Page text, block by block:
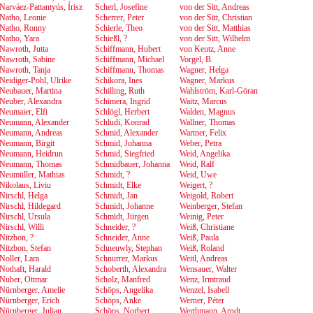
Narváez-Pattantyús, Írisz
Natho, Leonie
Natho, Ronny
Natho, Yara
Nawroth, Jutta
Nawroth, Sabine
Nawroth, Tanja
Neidiger-Pohl, Ulrike
Neubauer, Martina
Neuber, Alexandra
Neumaier, Elfi
Neumann, Alexander
Neumann, Andreas
Neumann, Birgit
Neumann, Heidrun
Neumann, Thomas
Neumüller, Mathias
Nikolaus, Liviu
Nirschl, Helga
Nirschl, Hildegard
Nirschl, Ursula
Nirschl, Willi
Nitzbon, ?
Nitzbon, Stefan
Noller, Lara
Nothaft, Harald
Nuber, Ottmar
Nürnberger, Amelie
Nürnberger, Erich
Nürnberger, Julian
Scherl, Josefine
Scherrer, Peter
Schierle, Theo
Schießl, ?
Schiffmann, Hubert
Schiffmann, Michael
Schiffmann, Thomas
Schikora, Ines
Schilling, Ruth
Schimera, Ingrid
Schlögl, Herbert
Schludi, Konrad
Schmid, Alexander
Schmid, Johanna
Schmid, Siegfried
Schmidbauer, Johanna
Schmidt, ?
Schmidt, Elke
Schmidt, Jan
Schmidt, Johanne
Schmidt, Jürgen
Schneider, ?
Schneider, Anne
Schneuwly, Stephan
Schnurrer, Markus
Schoberth, Alexandra
Scholz, Manfred
Schöps, Angelika
Schöps, Anke
Schöps, Norbert
von der Sitt, Andreas
von der Sitt, Christian
von der Sitt, Matthias
von der Sitt, Wilhelm
von Keutz, Anne
Vorgel, B.
Wagner, Helga
Wagner, Markus
Wahlström, Karl-Göran
Waitz, Marcus
Walden, Magnus
Wallner, Thomas
Wartner, Felix
Weber, Petra
Weid, Angelika
Weid, Ralf
Weid, Uwe
Weigert, ?
Weigold, Robert
Weinberger, Stefan
Weinig, Peter
Weiß, Christiane
Weiß, Paula
Weiß, Roland
Weitl, Andreas
Wensauer, Walter
Wenz, Irmtraud
Wenzel, Isabell
Werner, Péter
Werthmann, Arndt